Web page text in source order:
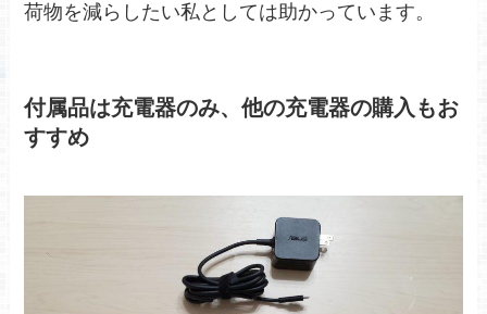
荷物を減らしたい私としては助かっています。
付属品は充電器のみ、他の充電器の購入もお
すすめ